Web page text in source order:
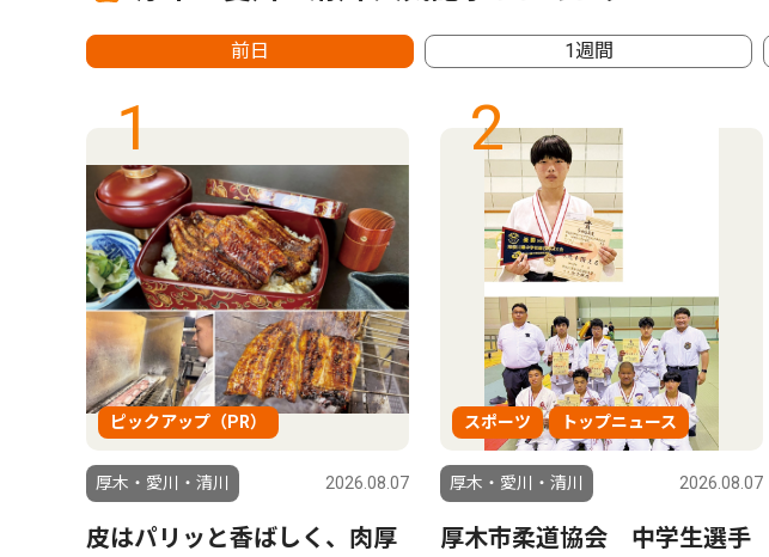
前日 1週間
1
ピックアップ（PR）
厚木・愛川・清川 2026.08.07
皮はパリッと香ばしく、肉厚
2
スポーツ トップニュース
厚木・愛川・清川 2026.08.07
厚木市柔道協会 中学生選手